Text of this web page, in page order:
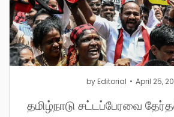
by Editorial April 25,
தமிழ்நாடு சட்டப்பேரவை